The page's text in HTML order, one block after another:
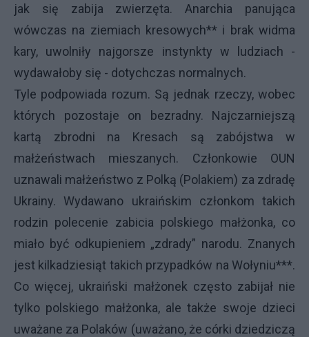
jak się zabija zwierzęta. Anarchia panująca
wówczas na ziemiach kresowych** i brak widma
kary, uwolniły najgorsze instynkty w ludziach -
wydawałoby się - dotychczas normalnych.
Tyle podpowiada rozum. Są jednak rzeczy, wobec
których pozostaje on bezradny. Najczarniejszą
kartą zbrodni na Kresach są zabójstwa w
małżeństwach mieszanych. Członkowie OUN
uznawali małżeństwo z Polką (Polakiem) za zdradę
Ukrainy. Wydawano ukraińskim członkom takich
rodzin polecenie zabicia polskiego małżonka, co
miało być odkupieniem „zdrady” narodu. Znanych
jest kilkadziesiąt takich przypadków na Wołyniu***.
Co więcej, ukraiński małżonek często zabijał nie
tylko polskiego małżonka, ale także swoje dzieci
uważane za Polaków (uważano, że córki dziedziczą